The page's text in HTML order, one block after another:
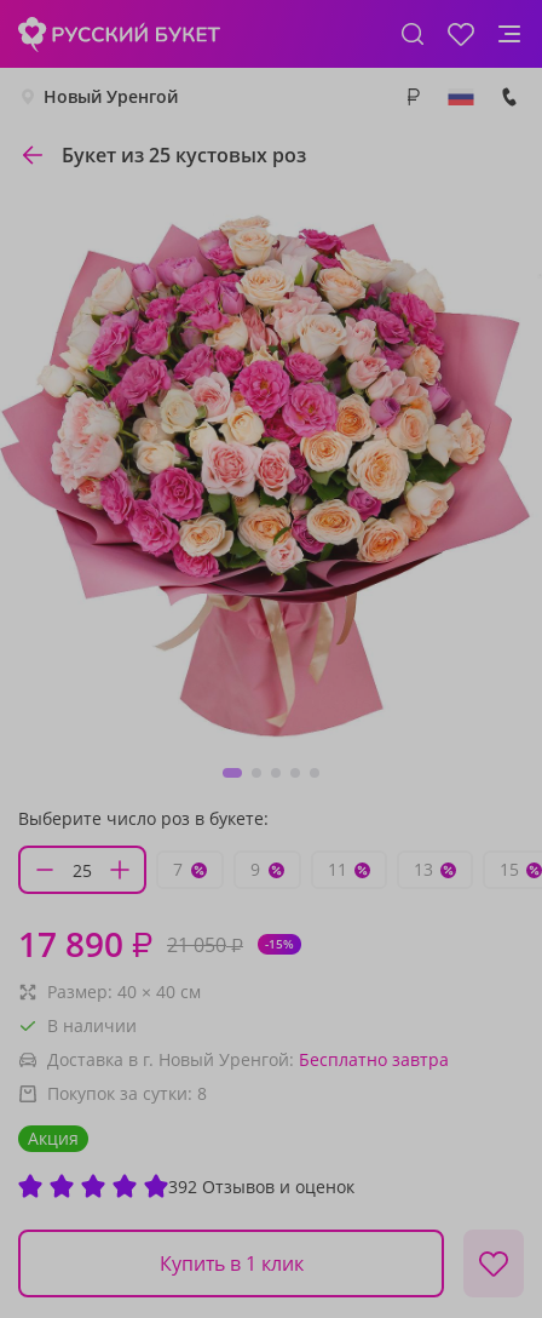
Новый Уренгой
Букет из 25 кустовых роз
Выберите число роз в букете:
7 9 11 13 15
17 890 ₽ 21 050₽ -15%
Размер: 40 × 40 см
В наличии
Доставка в г. Новый Уренгой: Бесплатно завтра
Покупок за сутки: 8
Акция
392 Отзывов и оценок
Купить в 1 клик